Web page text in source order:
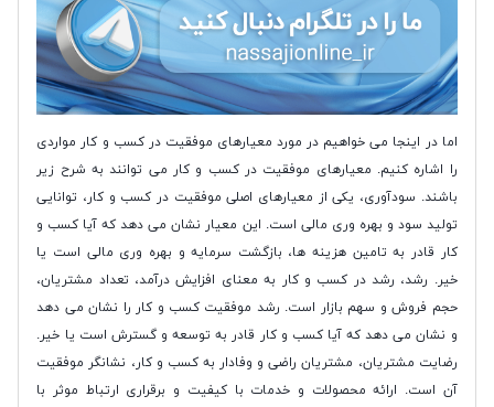
اما در اینجا می خواهیم در مورد معیارهای موفقیت در کسب و کار مواردی
را اشاره کنیم. معیارهای موفقیت در کسب و کار می توانند به شرح زیر
باشند. سودآوری، یکی از معیارهای اصلی موفقیت در کسب و کار، توانایی
تولید سود و بهره وری مالی است. این معیار نشان می دهد که آیا کسب و
کار قادر به تامین هزینه ها، بازگشت سرمایه و بهره وری مالی است یا
خیر. رشد، رشد در کسب و کار به معنای افزایش درآمد، تعداد مشتریان،
حجم فروش و سهم بازار است. رشد موفقیت کسب و کار را نشان می دهد
و نشان می دهد که آیا کسب و کار قادر به توسعه و گسترش است یا خیر.
رضایت مشتریان، مشتریان راضی و وفادار به کسب و کار، نشانگر موفقیت
آن است. ارائه محصولات و خدمات با کیفیت و برقراری ارتباط موثر با